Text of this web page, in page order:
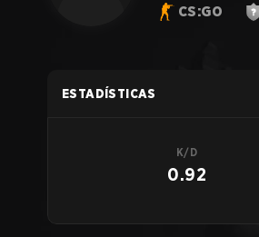
CS:GO
ESTADÍSTICAS
K/D
0.92